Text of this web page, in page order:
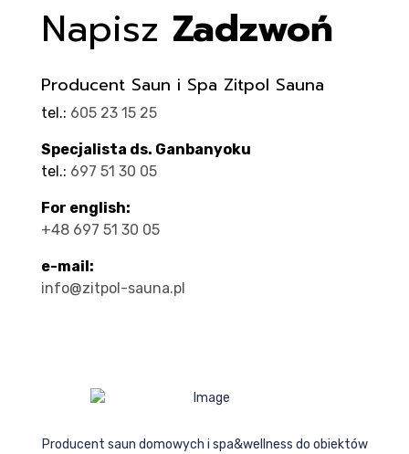
Napisz Zadzwoń
Producent Saun i Spa Zitpol Sauna
tel.: 605 23 15 25
Specjalista ds. Ganbanyoku
tel.: 697 51 30 05
For english:
+48 697 51 30 05
e-mail:
info@zitpol-sauna.pl
Producent saun domowych i spa&wellness do obiektów